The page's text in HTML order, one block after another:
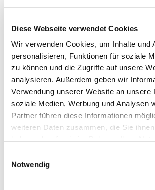
Diese Webseite verwendet Cookies
Wir verwenden Cookies, um Inhalte und
personalisieren, Funktionen für soziale
zu können und die Zugriffe auf unsere
analysieren. Außerdem geben wir
Verwendung unserer Website an unsere
soziale Medien, Werbung und Analysen
Partner führen diese Informationen
weiteren Daten zusammen, die Sie
Notwendig
Dies könnte Sie
interessieren